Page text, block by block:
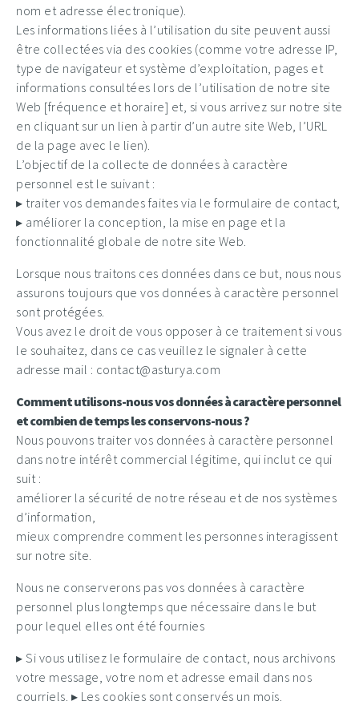
nom et adresse électronique).
Les informations liées à l’utilisation du site peuvent aussi
être collectées via des cookies (comme votre adresse IP,
type de navigateur et système d’exploitation, pages et
informations consultées lors de l’utilisation de notre site
Web [fréquence et horaire] et, si vous arrivez sur notre site
en cliquant sur un lien à partir d’un autre site Web, l’URL
de la page avec le lien).
L’objectif de la collecte de données à caractère
personnel est le suivant :
▸ traiter vos demandes faites via le formulaire de contact,
▸ améliorer la conception, la mise en page et la
fonctionnalité globale de notre site Web.
Lorsque nous traitons ces données dans ce but, nous nous
assurons toujours que vos données à caractère personnel
sont protégées.
Vous avez le droit de vous opposer à ce traitement si vous
le souhaitez, dans ce cas veuillez le signaler à cette
adresse mail : contact@asturya.com
Comment utilisons-nous vos données à caractère personnel
et combien de temps les conservons-nous ?
Nous pouvons traiter vos données à caractère personnel
dans notre intérêt commercial légitime, qui inclut ce qui
suit :
améliorer la sécurité de notre réseau et de nos systèmes
d’information,
mieux comprendre comment les personnes interagissent
sur notre site.
Nous ne conserverons pas vos données à caractère
personnel plus longtemps que nécessaire dans le but
pour lequel elles ont été fournies
▸ Si vous utilisez le formulaire de contact, nous archivons
votre message, votre nom et adresse email dans nos
courriels. ▸ Les cookies sont conservés un mois.